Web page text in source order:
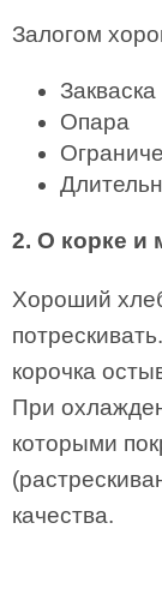
Залогом
Закваска
Опара
2. О корке и
Хороший
корочка
При
которыми
качества.